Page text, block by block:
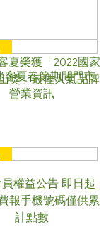
夏榮獲「2022國家
獎」最佳人氣品牌
客夏春節期間門市
營業資訊
權益公告 即日起
報手機號碼僅供累
計點數